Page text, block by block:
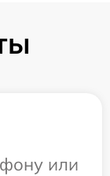
или